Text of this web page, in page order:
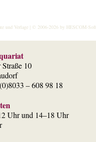
und Verlage | © 2006-2026 by HESCOM-
Straße 10
– 608 98 18
Uhr und 14–18 Uhr